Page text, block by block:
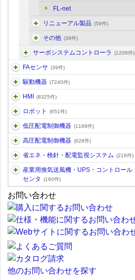
FL-net
リニューアル製品 (59件)
その他 (39件)
サーボシステムコントローラ (1208件)
FAセンサ (39件)
駆動機器 (7240件)
HMI (8325件)
ロボット (651件)
低圧配電制御機器 (1169件)
高圧配電制御機器 (628件)
省エネ・検針・配電監視システム (216件)
産業用換気送風機・UPS・コントロール
センタ
(160件)
お問い合わせ
他のお問い合わせを探す